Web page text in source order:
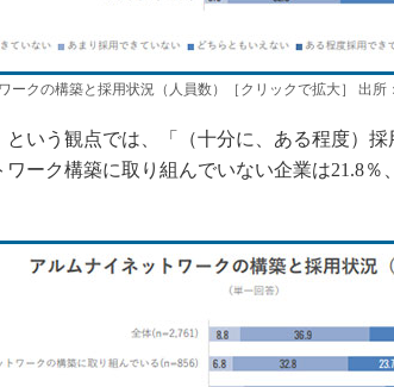
ークの構築と採用状況（人員数）［クリックで拡大］ 出所
いう観点では、「（十分に、ある程度）採
ワーク構築に取り組んでいない企業は21.8％